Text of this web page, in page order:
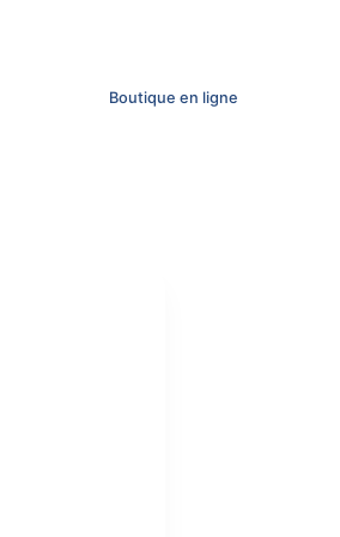
Boutique en ligne